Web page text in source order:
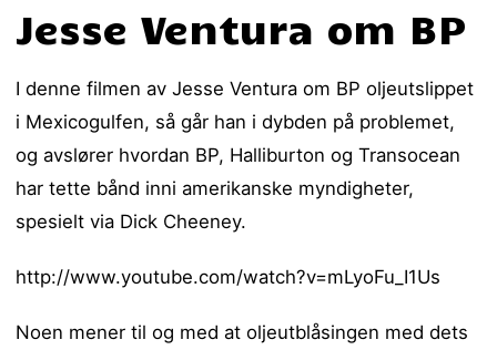
Jesse Ventura om BP
I denne filmen av Jesse Ventura om BP oljeutslippet
i Mexicogulfen, så går han i dybden på problemet,
og avslører hvordan BP, Halliburton og Transocean
har tette bånd inni amerikanske myndigheter,
spesielt via Dick Cheeney.
http://www.youtube.com/watch?v=mLyoFu_I1Us
Noen mener til og med at oljeutblåsingen med dets